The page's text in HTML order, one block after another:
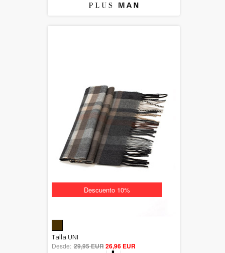
Descuento 10%
out of 5
Talla UNI
Desde: 29,95 EUR26,96 EUR